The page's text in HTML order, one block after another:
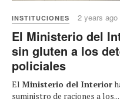
INSTITUCIONES 2 years ago
El Ministerio del
sin gluten a los
policiales
El Ministerio del Interior
suministro de raciones a los...